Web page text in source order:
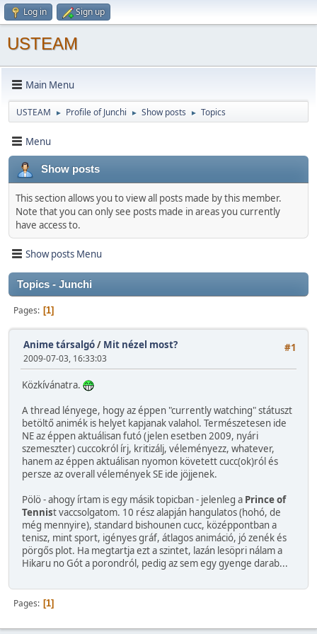
Log in Sign up
USTEAM
Main Menu
USTEAM ► Profile of Junchi ► Show posts ► Topics
Menu
Show posts
This section allows you to view all posts made by this member.
Note that you can only see posts made in areas you currently
have access to.
Show posts Menu
Topics - Junchi
Pages 1
#1
Anime társalgó/ Mit nézel most?
2009-07-03, 16:33:03
Közkívánatra.
A thread lényege, hogy az éppen "currently watching" státuszt
betöltő animék is helyet kapjanak valahol. Természetesen ide
NE az éppen aktuálisan futó (jelen esetben 2009, nyári
szemeszter) cuccokról írj, kritizálj, véleményezz, whatever,
hanem az éppen aktuálisan nyomon követett cucc(ok)ról és
persze az overall vélemények SE ide jöjjenek.
Pölö - ahogy írtam is egy másik topicban - jelenleg a Prince of
Tennist vaccsolgatom. 10 rész alapján hangulatos (hohó, de
még mennyire), standard bishounen cucc, középpontban a
tenisz, mint sport, igényes gráf, átlagos animáció, jó zenék és
pörgős plot. Ha megtartja ezt a szintet, lazán lesöpri nálam a
Hikaru no Gót a porondról, pedig az sem egy gyenge darab...
Pages 1